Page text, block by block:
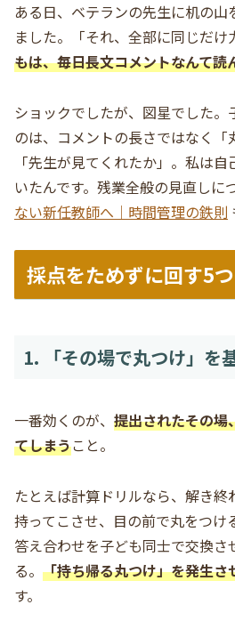
ある日、ベテランの先生に机の山
ました。「それ、全部に同じだけ
もは、毎日長文コメントなんて読
ショックでしたが、図星でした。
のは、コメントの長さではなく「
「先生が見てくれたか」。私は
いたんです。残業全般の見直しに
ない新任教師へ｜時間管理の鉄則
採点をためずに回す5
1. 「その場で丸つけ」を
一番効くのが、 提出されたその場
てしまうこと。
たとえば計算ドリルなら、解き
持ってこさせ、目の前で丸をつけ
答え合わせを子ども同士で交換さ
る。 「持ち帰る丸つけ」を発生さ
す。